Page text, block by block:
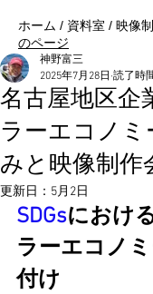
ホーム / 資料室 / 映像
のページ
名古屋地区企
ラーエコノ
みと映像制作
神野富三
2025年7月28日 読了時
更新日： 5月2日
SDGsにおけ
ラーエコノ
付け